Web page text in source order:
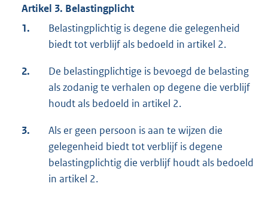
Artikel 3. Belastingplicht
1.
Belastingplichtig is degene die gelegenheid
biedt tot verblijf als bedoeld in artikel 2.
2.
De belastingplichtige is bevoegd de belasting
als zodanig te verhalen op degene die verblijf
houdt als bedoeld in artikel 2.
3.
Als er geen persoon is aan te wijzen die
gelegenheid biedt tot verblijf is degene
belastingplichtig die verblijf houdt als bedoeld
in artikel 2.